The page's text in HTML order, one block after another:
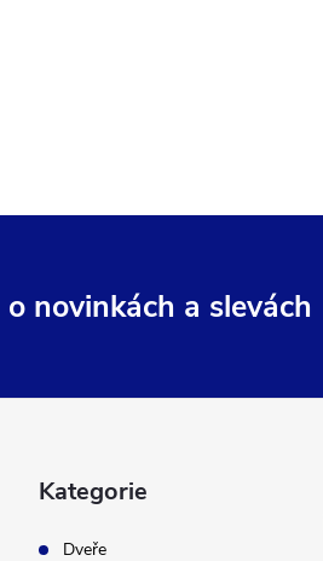
novinkách a slevách
Kategorie
Dveře